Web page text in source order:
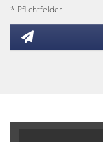
* Pflichtfelder